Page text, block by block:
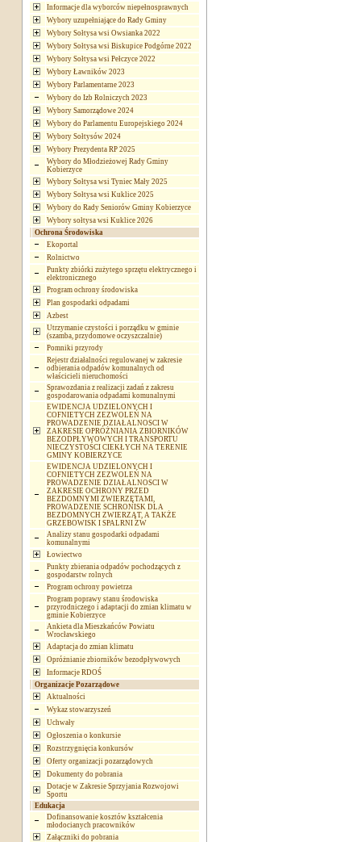
Informacje dla wyborców niepełnosprawnych
Wybory uzupełniające do Rady Gminy
Wybory Sołtysa wsi Owsianka 2022
Wybory Sołtysa wsi Biskupice Podgórne 2022
Wybory Sołtysa wsi Pełczyce 2022
Wybory Ławników 2023
Wybory Parlamentarne 2023
Wybory do Izb Rolniczych 2023
Wybory Samorządowe 2024
Wybory do Parlamentu Europejskiego 2024
Wybory Sołtysów 2024
Wybory Prezydenta RP 2025
Wybory do Młodzieżowej Rady Gminy
Kobierzyce
Wybory Sołtysa wsi Tyniec Mały 2025
Wybory Sołtysa wsi Kuklice 2025
Wybory do Rady Seniorów Gminy Kobierzyce
Wybory sołtysa wsi Kuklice 2026
Ochrona Środowiska
Ekoportal
Rolnictwo
Punkty zbiórki zużytego sprzętu elektrycznego i
elektronicznego
Program ochrony środowiska
Plan gospodarki odpadami
Azbest
Utrzymanie czystości i porządku w gminie
(szamba, przydomowe oczyszczalnie)
Pomniki przyrody
Rejestr działalności regulowanej w zakresie
odbierania odpadów komunalnych od
właścicieli nieruchomości
Sprawozdania z realizacji zadań z zakresu
gospodarowania odpadami komunalnymi
EWIDENCJA UDZIELONYCH I
COFNIETYCH ZEZWOLEŃ NA
PROWADZENIE DZIAŁALNOSCI W
ZAKRESIE OPRÓŻNIANIA ZBIORNIKÓW
BEZODPŁYWOWYCH I TRANSPORTU
NIECZYSTOŚCI CIEKŁYCH NA TERENIE
GMINY KOBIERZYCE
EWIDENCJA UDZIELONYCH I
COFNIETYCH ZEZWOLEŃ NA
PROWADZENIE DZIAŁALNOSCI W
ZAKRESIE OCHRONY PRZED
BEZDOMNYMI ZWIERZĘTAMI,
PROWADZENIE SCHRONISK DLA
BEZDOMNYCH ZWIERZĄT, A TAKŻE
GRZEBOWISK I SPALRNI ZW
Analizy stanu gospodarki odpadami
komunalnymi
Łowiectwo
Punkty zbierania odpadów pochodzących z
gospodarstw rolnych
Program ochrony powietrza
Program poprawy stanu środowiska
przyrodniczego i adaptacji do zmian klimatu w
gminie Kobierzyce
Ankieta dla Mieszkańców Powiatu
Wrocławskiego
Adaptacja do zmian klimatu
Opróżnianie zbiorników bezodpływowych
Informacje RDOŚ
Organizacje Pozarządowe
Aktualności
Wykaz stowarzyszeń
Uchwały
Ogłoszenia o konkursie
Rozstrzygnięcia konkursów
Oferty organizacji pozarządowych
Dokumenty do pobrania
Dotacje w Zakresie Sprzyjania Rozwojowi
Sportu
Edukacja
Dofinansowanie kosztów kształcenia
młodocianych pracowników
Załączniki do pobrania